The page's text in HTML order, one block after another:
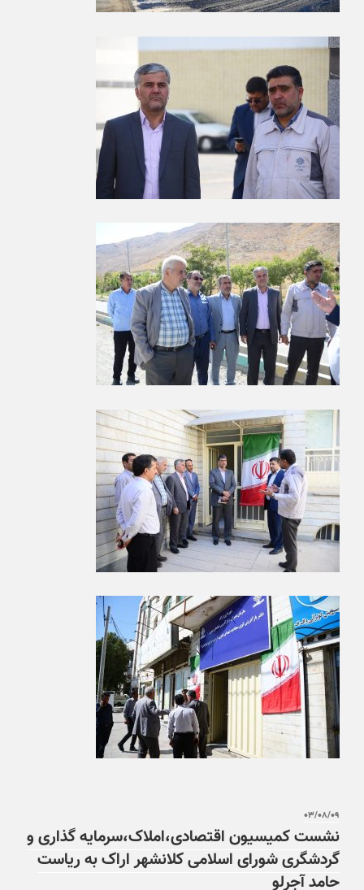
۰۳/۰۸/۰۹
نشست کمیسیون اقتصادی،املاک،سرمایه گذاری و
گردشگری شورای اسلامی کلانشهر اراک به ریاست
حامد آجرلو